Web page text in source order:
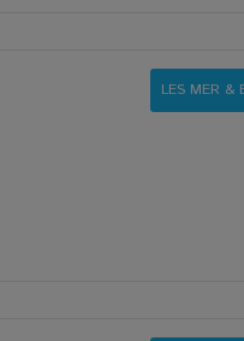
LES MER &